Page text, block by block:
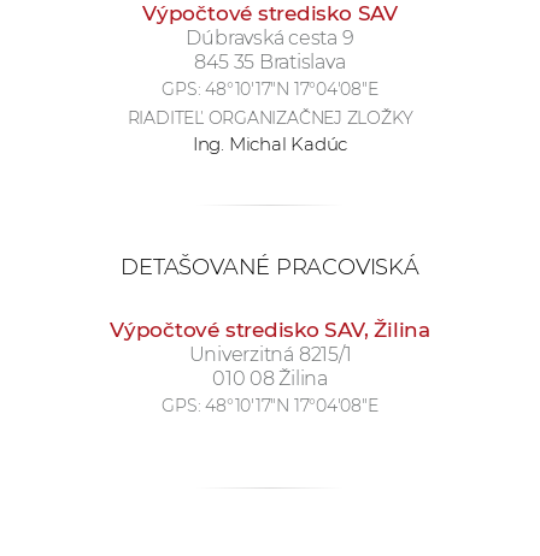
Výpočtové stredisko SAV
Dúbravská cesta 9
845 35 Bratislava
GPS:48°10'17"N 17°04'08"E
RIADITEĽ ORGANIZAČNEJ ZLOŽKY
Ing. Michal Kadúc
DETAŠOVANÉ PRACOVISKÁ
Výpočtové stredisko SAV, Žilina
Univerzitná 8215/1
010 08 Žilina
GPS:48°10'17"N 17°04'08"E